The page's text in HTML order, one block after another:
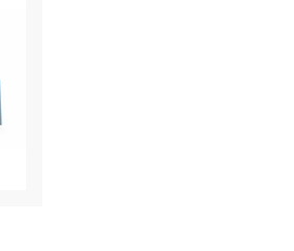
Condividiamo inoltre
di analisi dei dati web,
i quali potrebbero combinarle
ha fornito loro o che hanno